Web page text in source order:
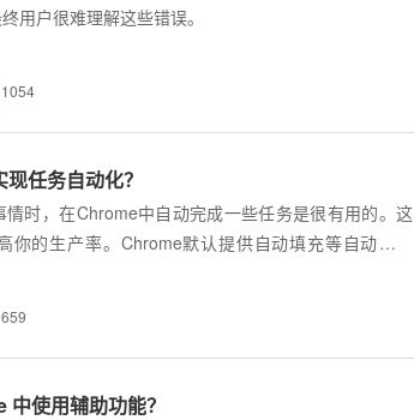
用户很难理解这些错误。
1054
任务自动化？
情时，在Chrome中自动完成一些任务是很有用的。这
你的生产率。Chrome默认提供自动填充等自动化功
659
使用辅助功能？